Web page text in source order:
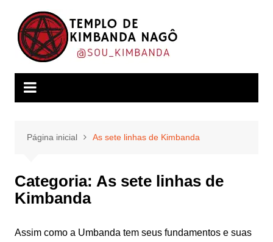
conteúdo
Página inicial As sete linhas de Kimbanda
Categoria: As sete linhas de
Kimbanda
Assim como a Umbanda tem seus fundamentos e suas